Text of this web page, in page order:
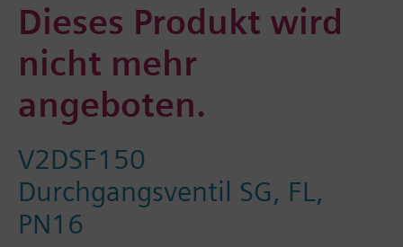
Dieses Produkt wird
nicht mehr
angeboten.
V2DSF150
Durchgangsventil SG, FL,
PN16